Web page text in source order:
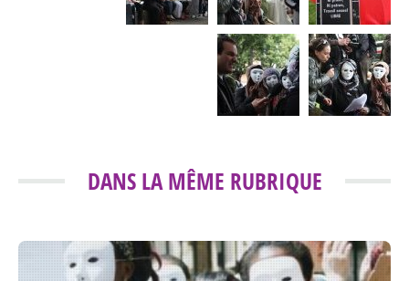
DANS LA MÊME RUBRIQUE